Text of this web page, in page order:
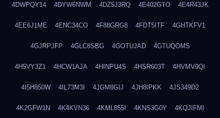
4DWPQY14 4DYW6NWM 4DZ5J3RQ 4E402GTO 4E4R43JK
4EE6J1ME 4ENC34CO 4F88GRG8 4FDT5ITF 4GHTKFV1
4GJRPJFP 4GLC8SBG 4GOTUJAD 4GTUQOMS
4H5VY3Z1 4HCW1AJA 4HINPU4S 4HSR603T 4HVMV9QI
4I5H850W 4IL73M3I 4JGM8GIJ 4JH8IPKK 4JS349D2
4K2GFW1N 4K4KVN36 4KML855I 4KNS3G0Y 4KQJIFMI